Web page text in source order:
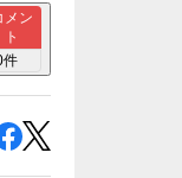
メン
ト
件